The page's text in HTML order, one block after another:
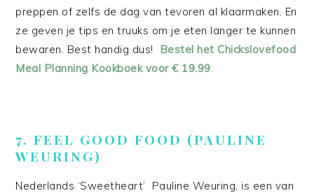
preppen of zelfs de dag van tevoren al klaarmaken. En
ze geven je tips en truuks om je eten langer te kunnen
bewaren. Best handig dus! Bestel het Chickslovefood
Meal Planning Kookboek voor € 19.99.
7. FEEL GOOD FOOD (PAULINE
WEURING)
Nederlands ‘Sweetheart’ Pauline Weuring, is een van